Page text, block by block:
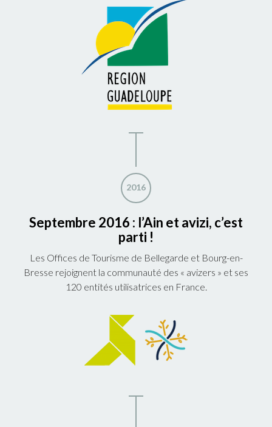
2016
Septembre 2016 : l’Ain et avizi, c’est
parti !
Les Offices de Tourisme de Bellegarde et Bourg-en-
Bresse rejoignent la communauté des « avizers » et ses
120 entités utilisatrices en France.